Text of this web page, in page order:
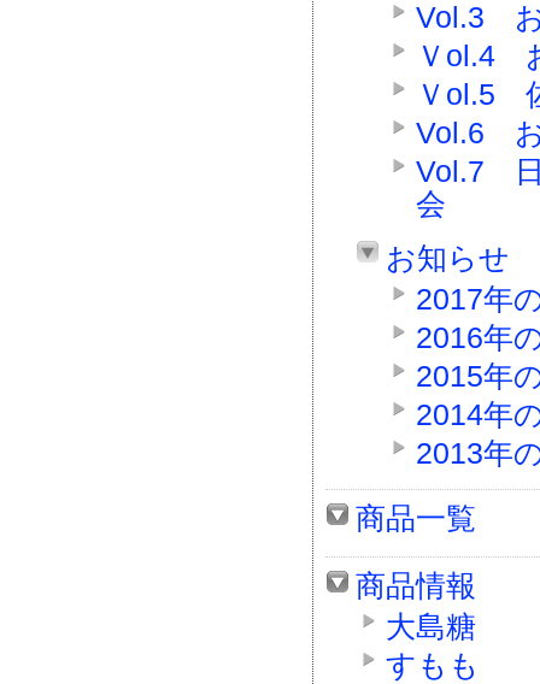
Vol.3
Ｖol.4
Ｖol.5
Vol.6 お
Vol.7 日
会
お知らせ
2017年
2016年
2015年
2014年
2013年
商品一覧
商品情報
大島糖
すもも